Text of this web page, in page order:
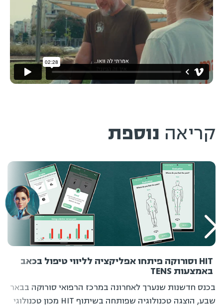
קריאה נוספת
HIT וסורוקה פיתחו אפליקציה לליווי טיפול בכאב
באמצעות TENS
בכנס חדשנות שנערך לאחרונה במרכז הרפואי סורוקה בבאר
שבע, הוצגה טכנולוגיה שפותחה בשיתוף HIT מכון טכנולוגי